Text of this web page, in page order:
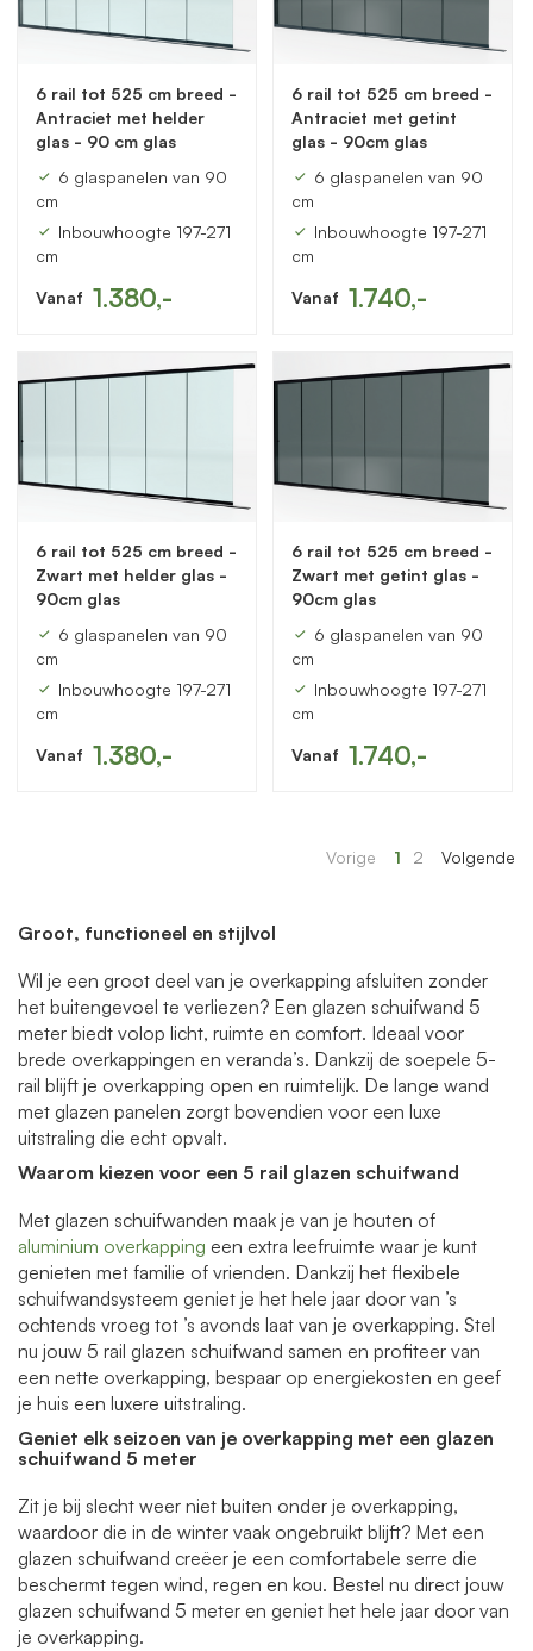
6 rail tot 525 cm breed -
Antraciet met helder
glas - 90 cm glas
6 glaspanelen van 90
cm
Inbouwhoogte 197-271
cm
Vanaf 1.380,-
6 rail tot 525 cm breed -
Antraciet met getint
glas - 90cm glas
6 glaspanelen van 90
cm
Inbouwhoogte 197-271
cm
Vanaf 1.740,-
6 rail tot 525 cm breed -
Zwart met helder glas -
90cm glas
6 glaspanelen van 90
cm
Inbouwhoogte 197-271
cm
Vanaf 1.380,-
6 rail tot 525 cm breed -
Zwart met getint glas -
90cm glas
6 glaspanelen van 90
cm
Inbouwhoogte 197-271
cm
Vanaf 1.740,-
Vorige 1 2 Volgende
Groot, functioneel en stijlvol
Wil je een groot deel van je overkapping afsluiten zonder
het buitengevoel te verliezen? Een glazen schuifwand 5
meter biedt volop licht, ruimte en comfort. Ideaal voor
brede overkappingen en veranda’s. Dankzij de soepele 5-
rail blijft je overkapping open en ruimtelijk. De lange wand
met glazen panelen zorgt bovendien voor een luxe
uitstraling die echt opvalt.
Waarom kiezen voor een 5 rail glazen schuifwand
Met glazen schuifwanden maak je van je houten of
aluminium overkapping een extra leefruimte waar je kunt
genieten met familie of vrienden. Dankzij het flexibele
schuifwandsysteem geniet je het hele jaar door van ’s
ochtends vroeg tot ’s avonds laat van je overkapping. Stel
nu jouw 5 rail glazen schuifwand samen en profiteer van
een nette overkapping, bespaar op energiekosten en geef
je huis een luxere uitstraling.
Geniet elk seizoen van je overkapping met een glazen
schuifwand 5 meter
Zit je bij slecht weer niet buiten onder je overkapping,
waardoor die in de winter vaak ongebruikt blijft? Met een
glazen schuifwand creëer je een comfortabele serre die
beschermt tegen wind, regen en kou. Bestel nu direct jouw
glazen schuifwand 5 meter en geniet het hele jaar door van
je overkapping.